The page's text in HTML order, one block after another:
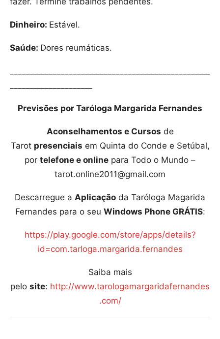
Dinheiro: Estável.
Saúde: Dores reumáticas.
Previsões por Taróloga Margarida Fernandes
Aconselhamentos e Cursos de
Tarot presenciais em Quinta do Conde e Setúbal,
por telefone e online para Todo o Mundo –
tarot.online2011@gmail.com
Descarregue a Aplicação da Taróloga Magarida
Fernandes para o seu Windows Phone GRÁTIS:
https://play.google.com/store/apps/details?
id=com.tarloga.margarida.fernandes
Saiba mais
pelo site: http://www.tarologamargaridafernandes
.com/